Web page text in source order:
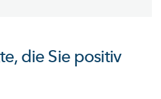
die Sie positiv